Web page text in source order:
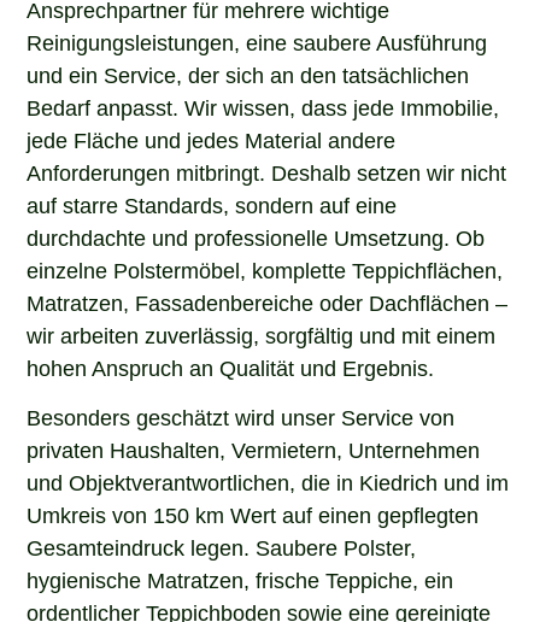
Reinigungsleistungen, eine saubere Ausführung
und ein Service, der sich an den tatsächlichen
Bedarf anpasst. Wir wissen, dass jede Immobilie,
jede Fläche und jedes Material andere
Anforderungen mitbringt. Deshalb setzen wir nicht
auf starre Standards, sondern auf eine
durchdachte und professionelle Umsetzung. Ob
einzelne Polstermöbel, komplette Teppichflächen,
Matratzen, Fassadenbereiche oder Dachflächen –
wir arbeiten zuverlässig, sorgfältig und mit einem
hohen Anspruch an Qualität und Ergebnis.
Besonders geschätzt wird unser Service von
privaten Haushalten, Vermietern, Unternehmen
und Objektverantwortlichen, die in Kiedrich und im
Umkreis von 150 km Wert auf einen gepflegten
Gesamteindruck legen. Saubere Polster,
hygienische Matratzen, frische Teppiche, ein
ordentlicher Teppichboden sowie eine gereinigte